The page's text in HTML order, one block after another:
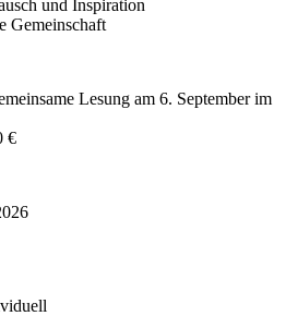
und Inspiration
Gemeinschaft
Lesung am 6. September im
€